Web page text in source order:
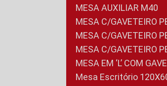
MESA AUXILIAR M40
MESA C/GAVETEIRO
MESA C/GAVETEIRO
MESA C/GAVETEIRO
MESA EM ‘L’ COM
Mesa Escritório